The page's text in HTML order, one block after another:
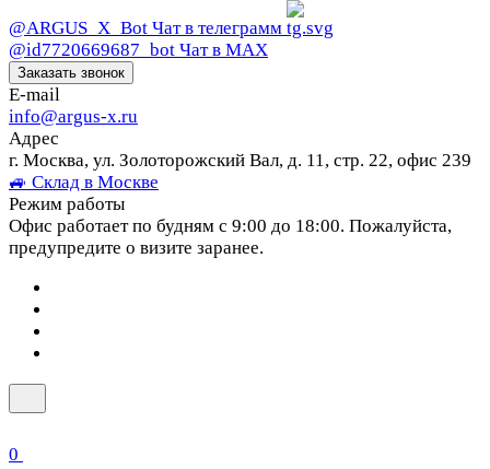
@ARGUS_X_Bot Чат в телеграмм
@id7720669687_bot Чат в МАХ
Заказать звонок
E-mail
info@argus-x.ru
Адрес
г. Москва, ул. Золоторожский Вал, д. 11, стр. 22, офис 239
🚙 Склад в Москве
Режим работы
Офис работает по будням с 9:00 до 18:00. Пожалуйста,
предупредите о визите заранее.
0